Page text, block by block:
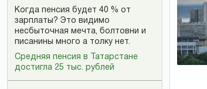
Когда пенсия будет 40 % от
зарплаты? Это видимо
несбыточная мечта, болтовни и
писанины много а толку нет.
Средняя пенсия в Татарстане
достигла 25 тыс. рублей